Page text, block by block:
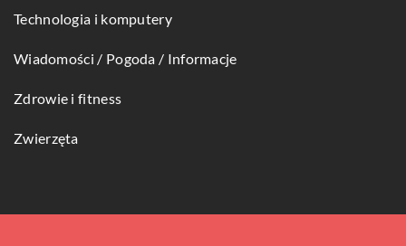
Technologia i komputery
Wiadomości / Pogoda / Informacje
Zdrowie i fitness
Zwierzęta